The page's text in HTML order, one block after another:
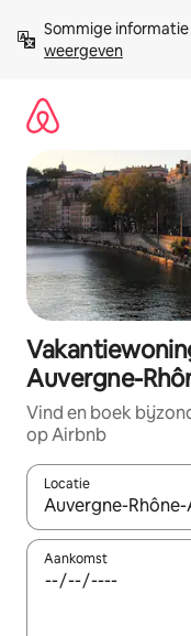
direct
naar
Sommige
weergeven
Auvergne-
Vind en boek
op Airbnb
Locatie
Wanneer er
Aankomst